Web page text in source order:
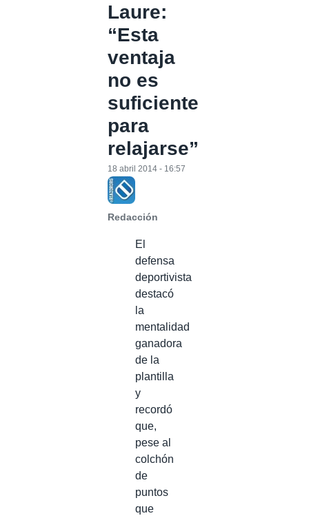
Laure:
“Esta
ventaja
no es
suficiente
para
relajarse”
Redacción
18 abril 2014 - 16:57
El
defensa
deportivista
destacó
la
mentalidad
ganadora
de la
plantilla
y
recordó
que,
pese al
colchón
de
puntos
que